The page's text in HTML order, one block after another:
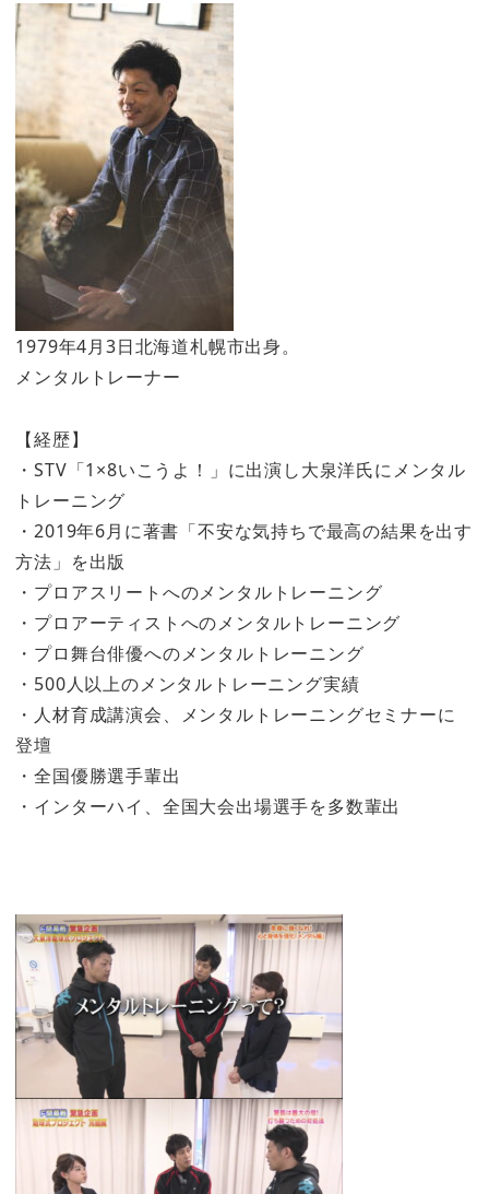
1979年4月3日北海道札幌市出身。
メンタルトレーナー
【経歴】
・STV「1×8いこうよ！」に出演し大泉洋氏にメンタル
トレーニング
・2019年6月に著書「不安な気持ちで最高の結果を出す
方法」を出版
・プロアスリートへのメンタルトレーニング
・プロアーティストへのメンタルトレーニング
・プロ舞台俳優へのメンタルトレーニング
・500人以上のメンタルトレーニング実績
・人材育成講演会、メンタルトレーニングセミナーに
登壇
・全国優勝選手輩出
・インターハイ、全国大会出場選手を多数輩出